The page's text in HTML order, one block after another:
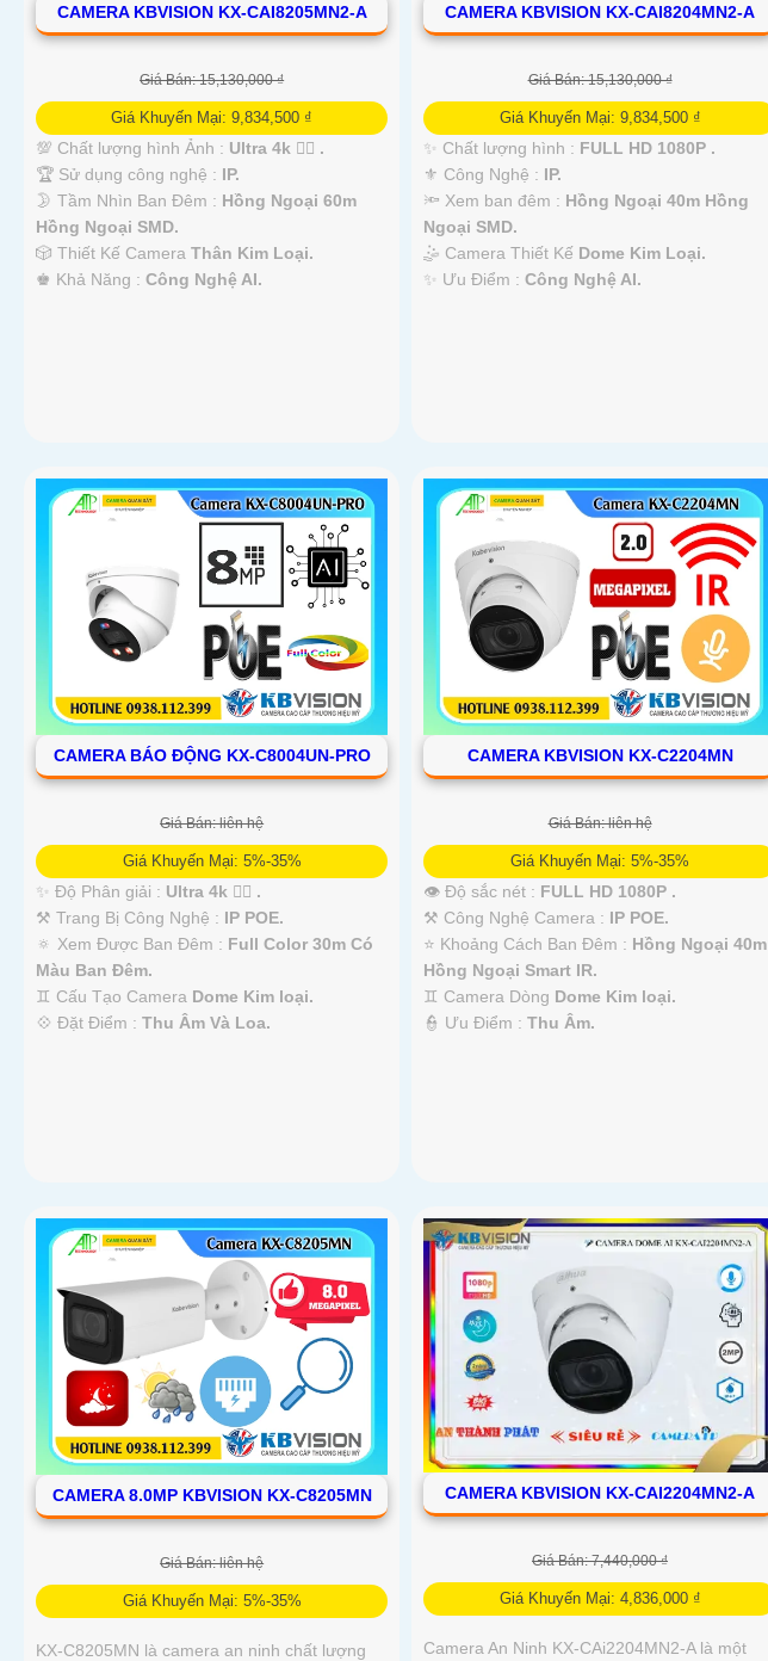
CAMERA KBVISION KX-CAI8205MN2-A
Giá Bán: 15,130,000 ₫
Giá Khuyến Mại: 9,834,500 ₫
💯 Chất lượng hình Ảnh : Ultra 4k 👍🏾 .
🏆 Sử dụng công nghệ : IP.
🌛 Tầm Nhìn Ban Đêm : Hồng Ngoại 60m
Hồng Ngoại SMD.
🎲 Thiết Kế Camera Thân Kim Loại.
️♚ Khả Năng : Công Nghệ AI.
CAMERA KBVISION KX-CAI8204MN2-A
Giá Bán: 15,130,000 ₫
Giá Khuyến Mại: 9,834,500 ₫
✨ Chất lượng hình : FULL HD 1080P .
⚜️ Công Nghệ : IP.
🔦 Xem ban đêm : Hồng Ngoại 40m Hồng
Ngoại SMD.
🤹 Camera Thiết Kế Dome Kim Loại.
️✨ Ưu Điểm :Công Nghệ AI.
CAMERA BÁO ĐỘNG KX-C8004UN-PRO
Giá Bán: liên hệ
Giá Khuyến Mại: 5%-35%
✨ Độ Phân giải : Ultra 4k 👍🏾 .
⚒ Trang Bị Công Nghệ : IP POE.
🔅 Xem Được Ban Đêm : Full Color 30m Có
Màu Ban Ðêm.
♊ Cấu Tạo Camera Dome Kim loại.
️💠 Đặt Điểm : Thu Âm Và Loa.
CAMERA KBVISION KX-C2204MN
Giá Bán: liên hệ
Giá Khuyến Mại: 5%-35%
👁 Độ sắc nét : FULL HD 1080P .
⚒ Công Nghệ Camera : IP POE.
⭐ Khoảng Cách Ban Đêm : Hồng Ngoại 40m
Hồng Ngoại Smart IR.
♊ Camera Dòng Dome Kim loại.
️👮 Ưu Điểm :Thu Âm.
CAMERA 8.0MP KBVISION KX-C8205MN
Giá Bán: liên hệ
Giá Khuyến Mại: 5%-35%
KX-C8205MN là camera an ninh chất lượng
CAMERA KBVISION KX-CAI2204MN2-A
Giá Bán: 7,440,000 ₫
Giá Khuyến Mại: 4,836,000 ₫
Camera An Ninh KX-CAi2204MN2-A là một